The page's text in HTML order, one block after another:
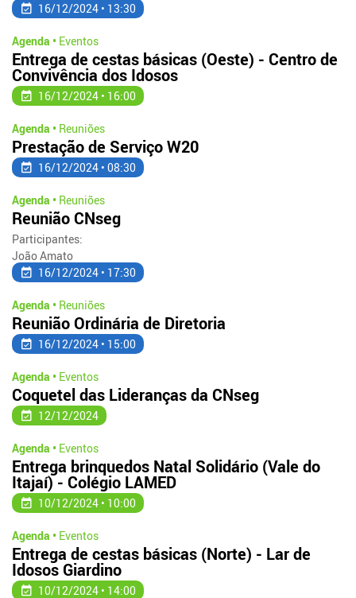
16/12/2024 • 13:30
Agenda • Eventos
Entrega de cestas básicas (Oeste) - Centro de
Convivência dos Idosos
16/12/2024 • 16:00
Agenda • Reuniões
Prestação de Serviço W20
16/12/2024 • 08:30
Agenda • Reuniões
Reunião CNseg
Participantes:
João Amato
16/12/2024 • 17:30
Agenda • Reuniões
Reunião Ordinária de Diretoria
16/12/2024 • 15:00
Agenda • Eventos
Coquetel das Lideranças da CNseg
12/12/2024
Agenda • Eventos
Entrega brinquedos Natal Solidário (Vale do
Itajaí) - Colégio LAMED
10/12/2024 • 10:00
Agenda • Eventos
Entrega de cestas básicas (Norte) - Lar de
Idosos Giardino
10/12/2024 • 14:00